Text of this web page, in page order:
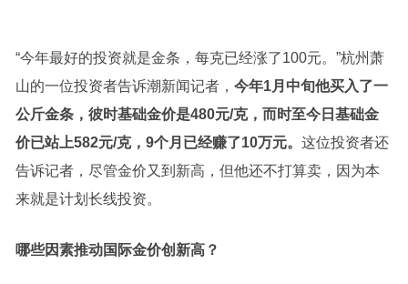
“今年最好的投资就是金条，每克已经涨了100元。”杭州萧
山的一位投资者告诉潮新闻记者， 今年1月中旬他买入了一
公斤金条，彼时基础金价是480元/克，而时至今日基础金
价已站上582元/克，9个月已经赚了10万元。 这位投资者还
告诉记者，尽管金价又到新高，但他还不打算卖，因为本
来就是计划长线投资。
哪些因素推动国际金价创新高？